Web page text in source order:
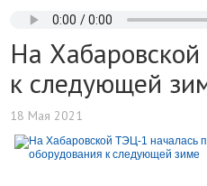
На
к следующей
18 Мая 2021